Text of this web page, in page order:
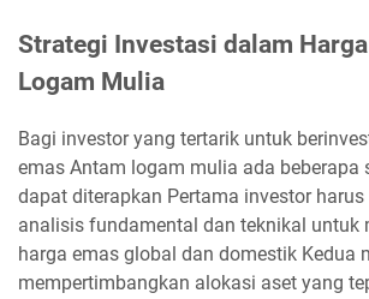
Strategi Investasi dalam
Logam Mulia
Bagi investor yang tertarik untuk
emas Antam logam mulia ada beberapa
dapat diterapkan Pertama investor
analisis fundamental dan teknikal untuk
harga emas global dan domestik Kedua
mempertimbangkan alokasi aset yang